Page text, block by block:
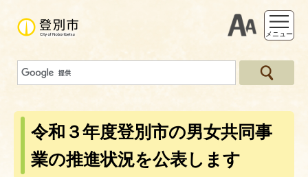
支援ツー
メニュー
令和３年度登別市の男女共同事
業の推進状況を公表します